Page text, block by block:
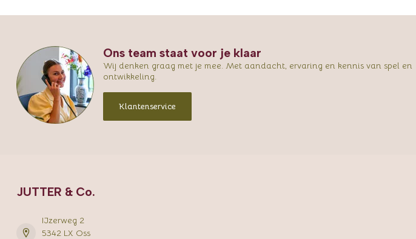
Ons team staat voor je klaar
Wij denken graag met je mee. Met aandacht, ervaring en kennis van spel en
ontwikkeling.
Klantenservice
JUTTER & Co.
IJzerweg 2
5342 LX Oss